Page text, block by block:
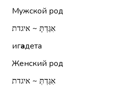
Мужской род
אִגַּדְתָּ ~ איגדת
игадета
Женский род
אִגַּדְתְּ ~ איגדת